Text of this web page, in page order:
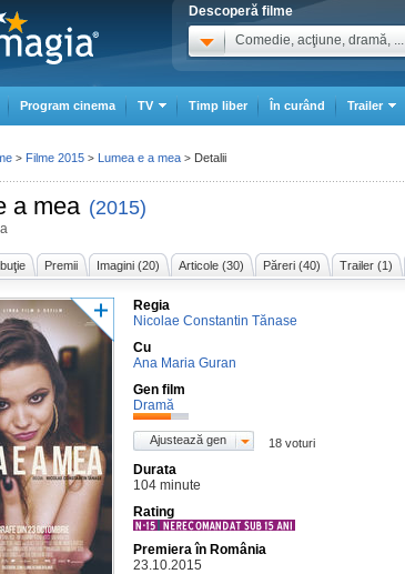
Descoperă filme
Comedie, acţiune, dramă, ...
Program cinema TV Timp liber În curând Trailer
a mea (2015)
Premii Imagini (20) Articole (30) Păreri (40) Trailer (1)
Regia
Nicolae Constantin Tănase
Cu
Ana Maria Guran
Gen film
Dramă
Ajustează gen 18 voturi
Durata
104 minute
Rating
Premiera în România
23.10.2015
> Filme 2015 > Lumea e a mea > Detalii